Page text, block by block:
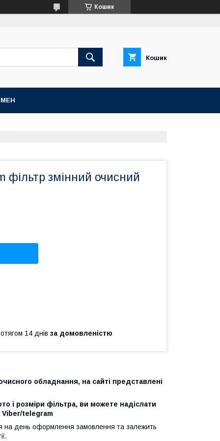
Кошик
Кошик
фільтр змінний очисний
14 днів за домовленістю
обладнання, на сайті представлені
і розміри фільтра, ви можете надіслати
Viber/telegram
на день оформлення замовлення та залежить